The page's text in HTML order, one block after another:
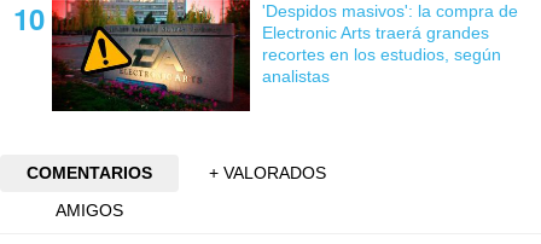
'Despidos masivos': la compra de
Electronic Arts traerá grandes
recortes en los estudios, según
analistas
COMENTARIOS
+ VALORADOS
AMIGOS